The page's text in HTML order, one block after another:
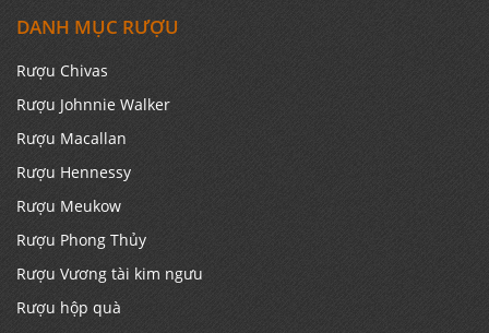
DANH MỤC RƯỢU
Rượu Chivas
Rượu Johnnie Walker
Rượu Macallan
Rượu Hennessy
Rượu Meukow
Rượu Phong Thủy
Rượu Vương tài kim ngưu
Rượu hộp quà